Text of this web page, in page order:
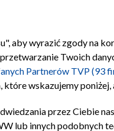
Regulamin TVP
aby wyrazić zgody na
Twoich
Partnerów TVP (93
które wskazujemy
przez Ciebie
lub innych podobnych